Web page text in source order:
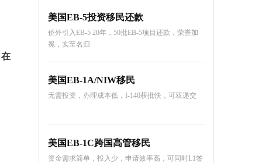
美国EB-5投资移民还款
侨外引入EB-5 20年，50批EB-5项目还款，荣誉加
冕，实至名归
美国EB-1A/NIW移民
无需投资，办理成本低，I-140获批快，可双递交
美国EB-1C跨国高管移民
资金需求简单，投入少，申请效率高，可同时L1签